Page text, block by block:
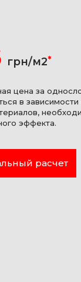
грн/м2*
цена за
в зависимости
эффекта.
расчет